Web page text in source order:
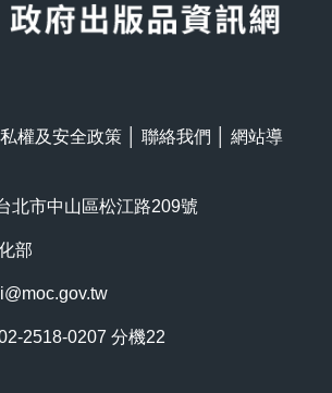
權及安全政策 聯絡我們
網站導
北市中山區松江路209號
部
2518-0207 分機22